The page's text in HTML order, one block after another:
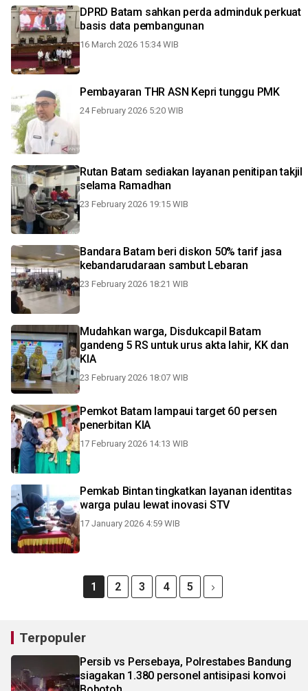
DPRD Batam sahkan perda adminduk perkuat
basis data pembangunan
16 March 2026 15:34 WIB
Pembayaran THR ASN Kepri tunggu PMK
24 February 2026 5:20 WIB
Rutan Batam sediakan layanan penitipan takjil
selama Ramadhan
23 February 2026 19:15 WIB
Bandara Batam beri diskon 50% tarif jasa
kebandarudaraan sambut Lebaran
23 February 2026 18:21 WIB
Mudahkan warga, Disdukcapil Batam
gandeng 5 RS untuk urus akta lahir, KK dan
KIA
23 February 2026 18:07 WIB
Pemkot Batam lampaui target 60 persen
penerbitan KIA
17 February 2026 14:13 WIB
Pemkab Bintan tingkatkan layanan identitas
warga pulau lewat inovasi STV
17 January 2026 4:59 WIB
1 2 3 4 5
Terpopuler
Persib vs Persebaya, Polrestabes Bandung
siagakan 1.380 personel antisipasi konvoi